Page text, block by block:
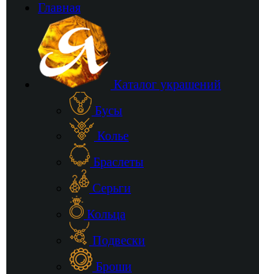
Главная
Каталог украшений
Бусы
Колье
Браслеты
Серьги
Кольца
Подвески
Броши